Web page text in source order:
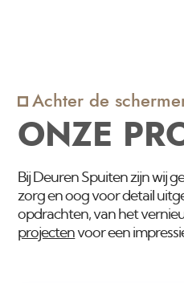
Achter de
ONZE
Bij Deuren Spuiten zijn wij
zorg en oog voor detail
opdrachten, van het
projectenvoor een